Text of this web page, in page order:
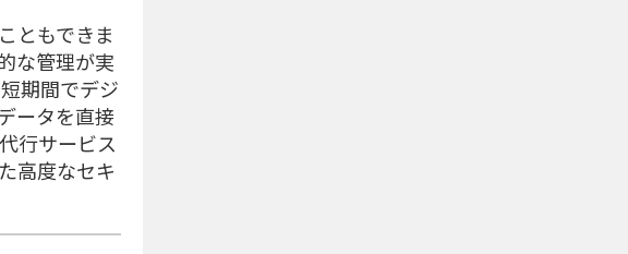
ともできま
な管理が実
期間でデジ
ータを直接
行サービス
高度なセキ